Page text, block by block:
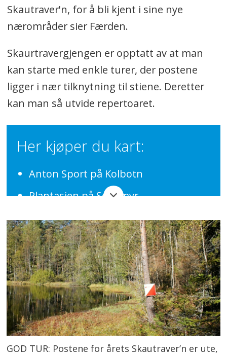
Skautraver'n, for å bli kjent i sine nye
nærområder sier Færden.
Skaurtravergjengen er opptatt av at man
kan starte med enkle turer, der postene
ligger i nær tilknytning til stiene. Deretter
kan man så utvide repertoaret.
Her kjøper du kart:
Anton Sport på Kolbotn
Plantasjen på Sofiemyr
Biblioteket i Kolben
Biblioteket på Ski
Norli på Ski storsenter
Nunataq i gågaten i Ski
CircleK på Langhus
Intersport på Vinterbrosenteret
GOD TUR: Postene for årets Skautraver’n er ute,